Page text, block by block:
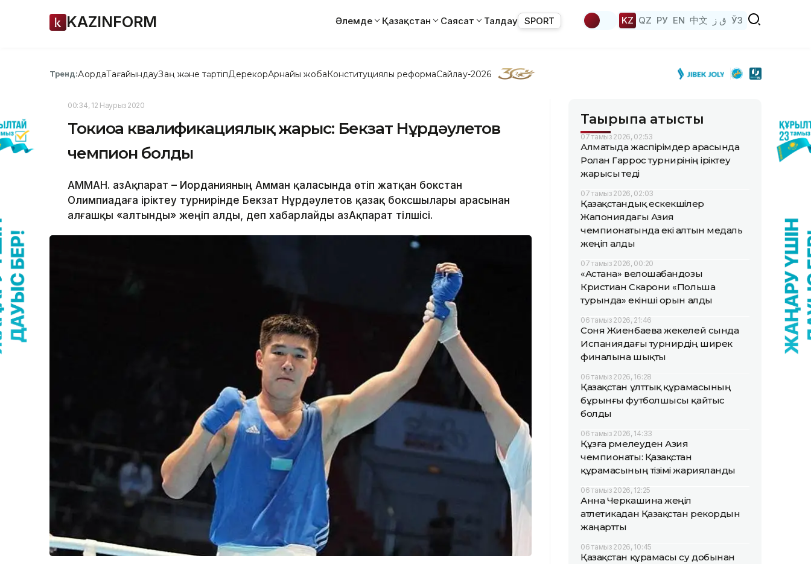
KAZINFORM Әлемде Қазақстан Саясат Талдау SPORT KZ QZ РУ EN 中文 ق ز ЎЗ
Тренд:АқордаТағайындауЗаң және тәртіпДерекқорАрнайы жобаКонституциялық реформаСайлау-2026
00:34, 12 Наурыз 2020
Токиоға квалификациялық жарыс: Бекзат Нұрдәулетов
чемпион болды
АММАН. ҚазАқпарат – Иорданияның Амман қаласында өтіп жатқан бокстан
Олимпиадаға іріктеу турнирінде Бекзат Нұрдәулетов қазақ боксшылары арасынан
алғашқы «алтынды» жеңіп алды, деп хабарлайды ҚазАқпарат тілшісі.
Тақырыпқа қатысты
07 тамыз 2026, 02:53
Алматыда жаөспірімдер арасында
Ролан Гаррос турнирінің іріктеу
жарысы өтеді
07 тамыз 2026, 02:03
Қазақстандық ескекшілер
Жапониядағы Азия
чемпионатында екі алтын медаль
жеңіп алды
07 тамыз 2026, 00:20
«Астана» велошабандозы
Кристиан Скарони «Польша
турында» екінші орын алды
06 тамыз 2026, 21:46
Соня Жиенбаева жекелей сында
Испаниядағы турнирдің ширек
финалына шықты
06 тамыз 2026, 16:28
Қазақстан ұлттық құрамасының
бұрынғы футболшысы қайтыс
болды
06 тамыз 2026, 14:33
Құзға өрмелеуден Азия
чемпионаты: Қазақстан
құрамасының тізімі жарияланды
06 тамыз 2026, 12:25
Анна Черкашина жеңіл
атлетикадан Қазақстан рекордын
жаңартты
06 тамыз 2026, 10:45
Қазақстан құрамасы су добынан